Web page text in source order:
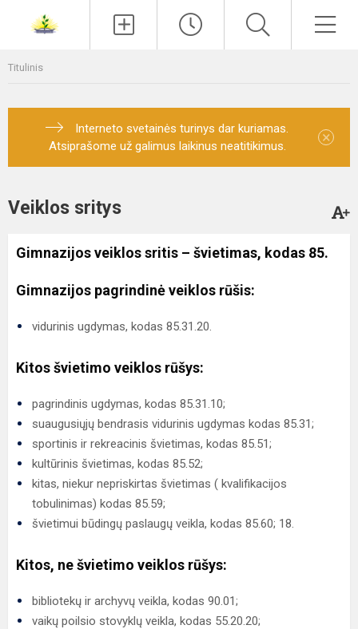
Titulinis
Interneto svetainės turinys dar kuriamas.
Atsiprašome už galimus laikinus neatitikimus.
×
Veiklos sritys
Gimnazijos veiklos sritis – švietimas, kodas 85.
Gimnazijos pagrindinė veiklos rūšis:
vidurinis ugdymas, kodas 85.31.20.
Kitos švietimo veiklos rūšys:
pagrindinis ugdymas, kodas 85.31.10;
suaugusiųjų bendrasis vidurinis ugdymas kodas 85.31;
sportinis ir rekreacinis švietimas, kodas 85.51;
kultūrinis švietimas, kodas 85.52;
kitas, niekur nepriskirtas švietimas ( kvalifikacijos
tobulinimas) kodas 85.59;
švietimui būdingų paslaugų veikla, kodas 85.60; 18.
Kitos, ne švietimo veiklos rūšys:
bibliotekų ir archyvų veikla, kodas 90.01;
vaikų poilsio stovyklų veikla, kodas 55.20.20;